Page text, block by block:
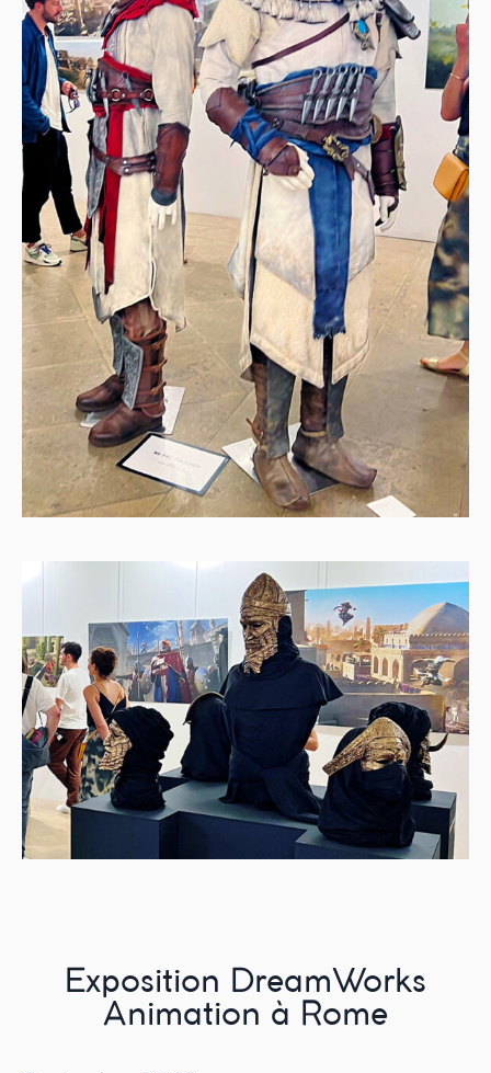
Exposition DreamWorks
Animation à Rome